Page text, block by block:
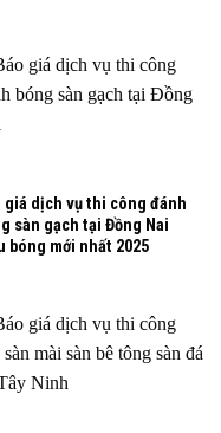
giá dịch vụ thi công đánh
sàn gạch tại Đồng Nai
bóng mới nhất 2025